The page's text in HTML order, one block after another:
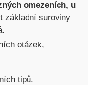
omezeních, u
základní suroviny
otázek,
tipů.